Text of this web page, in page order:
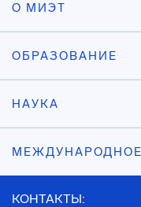
О МИЭТ
ОБРАЗОВАНИЕ
НАУКА
КОНТАКТЫ: